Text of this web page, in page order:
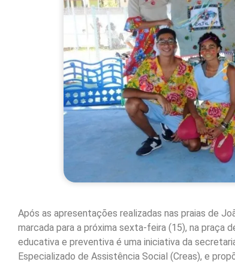
Após as apresentações realizadas nas praias de
marcada para a próxima sexta-feira (15), na praça
educativa e preventiva é uma iniciativa da
Especializado de Assistência Social (Creas), e